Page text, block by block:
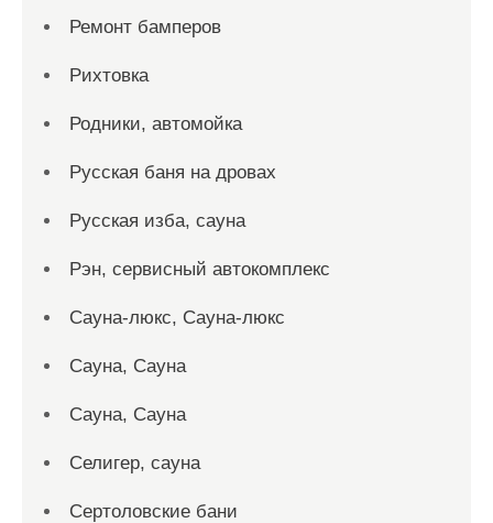
Ремонт бамперов
Рихтовка
Родники, автомойка
Русская баня на дровах
Русская изба, сауна
Рэн, сервисный автокомплекс
Сауна-люкс, Сауна-люкс
Сауна, Сауна
Сауна, Сауна
Селигер, сауна
Сертоловские бани